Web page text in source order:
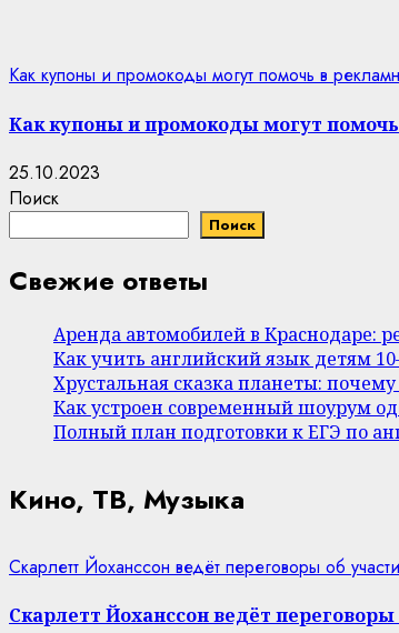
Как купоны и промокоды могут помочь в
Как купоны и промокоды могут
25.10.2023
Поиск
Поиск
Свежие ответы
Аренда автомобилей в Краснодаре:
Как учить английский язык детям
Хрустальная сказка планеты:
Как устроен современный шоурум
Полный план подготовки к ЕГЭ по
Кино, ТВ, Музыка
Скарлетт Йоханссон ведёт переговоры об
Скарлетт Йоханссон ведёт